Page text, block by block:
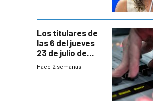
gobierno
Los titulares de
las 6 del jueves
23 de julio de
2026
Hace 2 semanas